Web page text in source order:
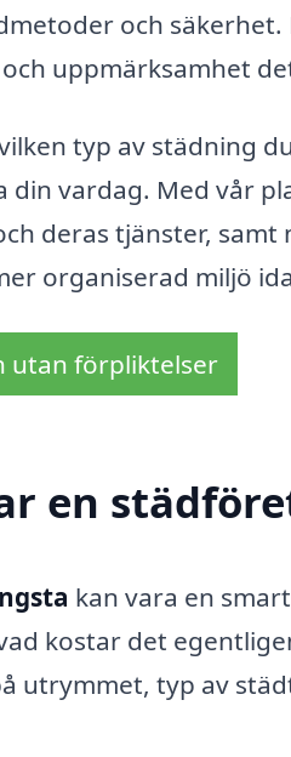
och
uppmärksamhet
typ av städning
vardag. Med vår
deras tjänster,
organiserad miljö
utan förpliktelser
en
kan vara en
kostar det
utrymmet, typ av